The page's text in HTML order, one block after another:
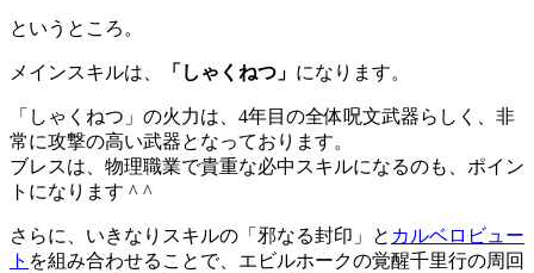
というところ。
メインスキルは、 「しゃくねつ」 になります。
「しゃくねつ」の火力は、4年目の全体呪文武器らしく、非
常に攻撃の高い武器となっております。
ブレスは、物理職業で貴重な必中スキルになるのも、ポイン
トになります ^ ^
さらに、いきなりスキルの「邪なる封印」と カルベロビュー
ト を組み合わせることで、エビルホークの覚醒千里行の周回